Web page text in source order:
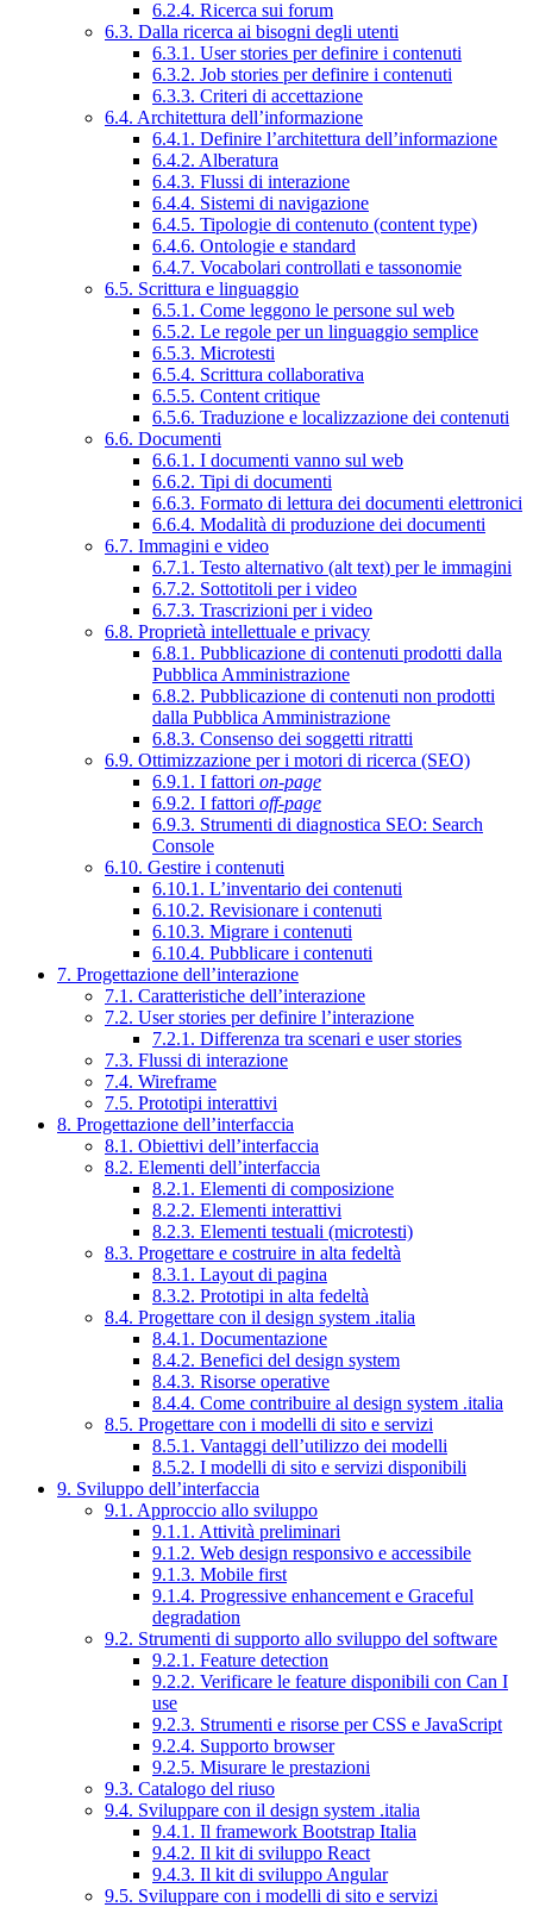
6.2.4. Ricerca sui forum
6.3. Dalla ricerca ai bisogni degli utenti
6.3.1. User stories per definire i contenuti
6.3.2. Job stories per definire i contenuti
6.3.3. Criteri di accettazione
6.4. Architettura dell’informazione
6.4.1. Definire l’architettura dell’informazione
6.4.2. Alberatura
6.4.3. Flussi di interazione
6.4.4. Sistemi di navigazione
6.4.5. Tipologie di contenuto (content type)
6.4.6. Ontologie e standard
6.4.7. Vocabolari controllati e tassonomie
6.5. Scrittura e linguaggio
6.5.1. Come leggono le persone sul web
6.5.2. Le regole per un linguaggio semplice
6.5.3. Microtesti
6.5.4. Scrittura collaborativa
6.5.5. Content critique
6.5.6. Traduzione e localizzazione dei contenuti
6.6. Documenti
6.6.1. I documenti vanno sul web
6.6.2. Tipi di documenti
6.6.3. Formato di lettura dei documenti elettronici
6.6.4. Modalità di produzione dei documenti
6.7. Immagini e video
6.7.1. Testo alternativo (alt text) per le immagini
6.7.2. Sottotitoli per i video
6.7.3. Trascrizioni per i video
6.8. Proprietà intellettuale e privacy
6.8.1. Pubblicazione di contenuti prodotti dalla
Pubblica Amministrazione
6.8.2. Pubblicazione di contenuti non prodotti
dalla Pubblica Amministrazione
6.8.3. Consenso dei soggetti ritratti
6.9. Ottimizzazione per i motori di ricerca (SEO)
6.9.1. I fattori on-page
6.9.2. I fattori off-page
6.9.3. Strumenti di diagnostica SEO: Search
Console
6.10. Gestire i contenuti
6.10.1. L’inventario dei contenuti
6.10.2. Revisionare i contenuti
6.10.3. Migrare i contenuti
6.10.4. Pubblicare i contenuti
7. Progettazione dell’interazione
7.1. Caratteristiche dell’interazione
7.2. User stories per definire l’interazione
7.2.1. Differenza tra scenari e user stories
7.3. Flussi di interazione
7.4. Wireframe
7.5. Prototipi interattivi
8. Progettazione dell’interfaccia
8.1. Obiettivi dell’interfaccia
8.2. Elementi dell’interfaccia
8.2.1. Elementi di composizione
8.2.2. Elementi interattivi
8.2.3. Elementi testuali (microtesti)
8.3. Progettare e costruire in alta fedeltà
8.3.1. Layout di pagina
8.3.2. Prototipi in alta fedeltà
8.4. Progettare con il design system .italia
8.4.1. Documentazione
8.4.2. Benefici del design system
8.4.3. Risorse operative
8.4.4. Come contribuire al design system .italia
8.5. Progettare con i modelli di sito e servizi
8.5.1. Vantaggi dell’utilizzo dei modelli
8.5.2. I modelli di sito e servizi disponibili
9. Sviluppo dell’interfaccia
9.1. Approccio allo sviluppo
9.1.1. Attività preliminari
9.1.2. Web design responsivo e accessibile
9.1.3. Mobile first
9.1.4. Progressive enhancement e Graceful
degradation
9.2. Strumenti di supporto allo sviluppo del software
9.2.1. Feature detection
9.2.2. Verificare le feature disponibili con Can I
use
9.2.3. Strumenti e risorse per CSS e JavaScript
9.2.4. Supporto browser
9.2.5. Misurare le prestazioni
9.3. Catalogo del riuso
9.4. Sviluppare con il design system .italia
9.4.1. Il framework Bootstrap Italia
9.4.2. Il kit di sviluppo React
9.4.3. Il kit di sviluppo Angular
9.5. Sviluppare con i modelli di sito e servizi